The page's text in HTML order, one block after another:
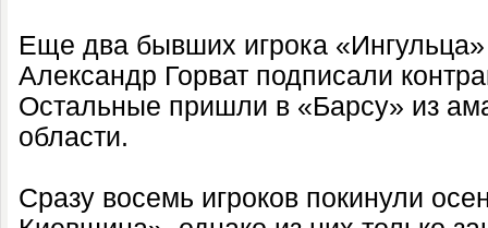
Еще два бывших игрока
Александр Горват подписали
Остальные пришли в «Барсу» из
области.
Сразу восемь игроков покинули